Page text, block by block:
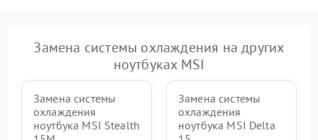
Замена системы охлаждения на других
ноутбуках MSI
Замена системы
охлаждения
ноутбука MSI Stealth
Замена системы
охлаждения
ноутбука MSI Delta